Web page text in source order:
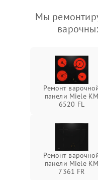
Мы
Ремонт
панели Miele KM
6520 FL
Ремонт
панели Miele KM
7361 FR